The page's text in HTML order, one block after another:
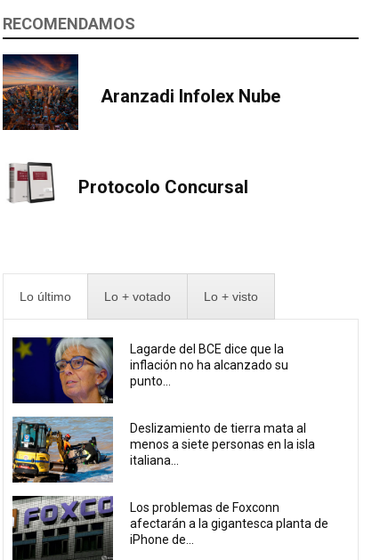
RECOMENDAMOS
Aranzadi Infolex Nube
Protocolo Concursal
Lo último Lo + votado Lo + visto
Lagarde del BCE dice que la
inflación no ha alcanzado su
punto...
Deslizamiento de tierra mata al
menos a siete personas en la isla
italiana...
Los problemas de Foxconn
afectarán a la gigantesca planta de
iPhone de...